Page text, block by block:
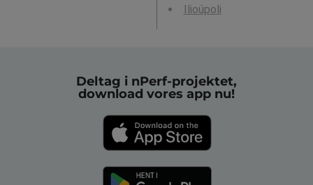
Ilioúpoli
Deltag i nPerf-projektet,
download vores app nu!